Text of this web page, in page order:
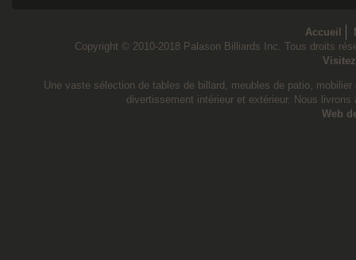
Accueil
Copyright © 2010-2018 Palason Billiards Inc. Tous droits
Une vaste sélection de tables de billard, meubles de patio,
divertissement intérieur et extérieur. Nous
Web